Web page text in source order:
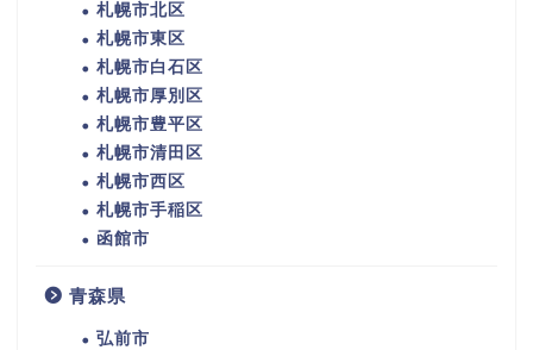
札幌市北区
札幌市東区
札幌市白石区
札幌市厚別区
札幌市豊平区
札幌市清田区
札幌市西区
札幌市手稲区
函館市
青森県
弘前市